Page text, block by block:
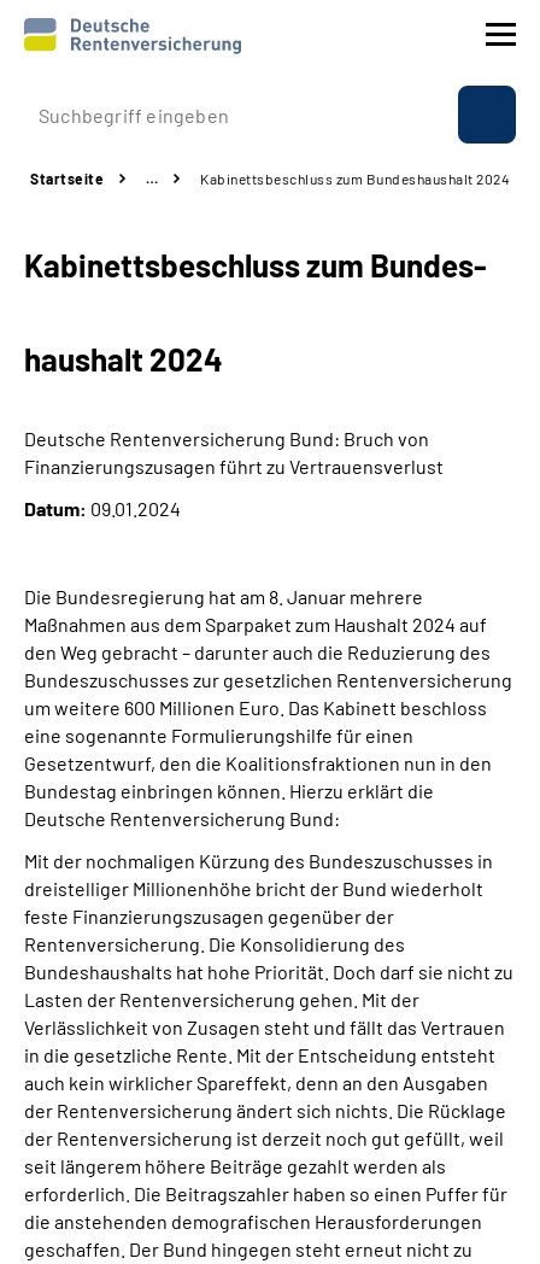
Prävention
Rente
Über uns & Presse
Suche
Language
Inhalte in Gebärdensprache (DGS)
Leichte Sprache
Mein Kundenportal
Startseite … Kabinettsbeschluss zum Bundes­haushalt 2024
Kabinettsbeschluss zum Bundes­
haushalt 2024
Deutsche Rentenversicherung Bund: Bruch von
Finanzierungszusagen führt zu Vertrauensverlust
Datum: 09.01.2024
Die Bundesregierung hat am 8. Januar mehrere
Maßnahmen aus dem Sparpaket zum Haushalt 2024 auf
den Weg gebracht – darunter auch die Reduzierung des
Bundeszuschusses zur gesetzlichen Rentenversicherung
um weitere 600 Millionen Euro. Das Kabinett beschloss
eine sogenannte Formulierungshilfe für einen
Gesetzentwurf, den die Koalitionsfraktionen nun in den
Bundestag einbringen können. Hierzu erklärt die
Deutsche Rentenversicherung Bund:
Mit der nochmaligen Kürzung des Bundeszuschusses in
dreistelliger Millionenhöhe bricht der Bund wiederholt
feste Finanzierungszusagen gegenüber der
Rentenversicherung. Die Konsolidierung des
Bundeshaushalts hat hohe Priorität. Doch darf sie nicht zu
Lasten der Rentenversicherung gehen. Mit der
Verlässlichkeit von Zusagen steht und fällt das Vertrauen
in die gesetzliche Rente. Mit der Entscheidung entsteht
auch kein wirklicher Spareffekt, denn an den Ausgaben
der Rentenversicherung ändert sich nichts. Die Rücklage
der Rentenversicherung ist derzeit noch gut gefüllt, weil
seit längerem höhere Beiträge gezahlt werden als
erforderlich. Die Beitragszahler haben so einen Puffer für
die anstehenden demografischen Herausforderungen
geschaffen. Der Bund hingegen steht erneut nicht zu